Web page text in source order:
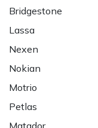
Bridgestone
Lassa
Nexen
Nokian
Motrio
Petlas
Matador